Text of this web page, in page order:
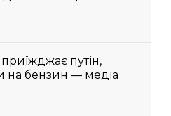
приїжджає путін,
на бензин — медіа